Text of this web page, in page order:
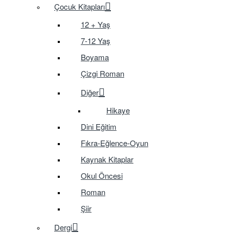
Çocuk Kitapları
12 + Yaş
7-12 Yaş
Boyama
Çizgi Roman
Diğer
Hikaye
Dini Eğitim
Fıkra-Eğlence-Oyun
Kaynak Kitaplar
Okul Öncesi
Roman
Şiir
Dergi